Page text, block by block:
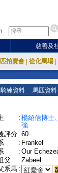
慈善及
拍賣會 從化馬場
騎練資料 馬匹資料
: 楊紹信博士
強
評分 : 60
: Frankel
: Our
父
: Zabeel
系馬 :